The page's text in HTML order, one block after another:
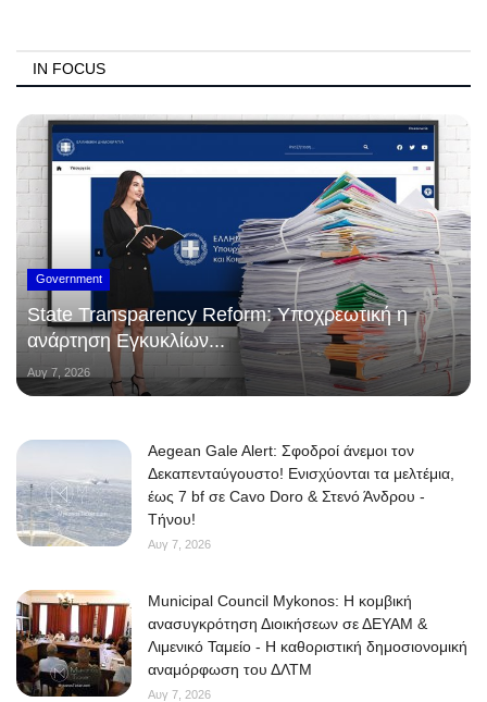
IN FOCUS
Government
State Transparency Reform: Υποχρεωτική η
ανάρτηση Εγκυκλίων...
Αυγ 7, 2026
Aegean Gale Alert: Σφοδροί άνεμοι τον
Δεκαπενταύγουστο! Ενισχύονται τα μελτέμια,
έως 7 bf σε Cavo Doro & Στενό Άνδρου -
Τήνου!
Αυγ 7, 2026
Municipal Council Mykonos: Η κομβική
ανασυγκρότηση Διοικήσεων σε ΔΕΥΑΜ &
Λιμενικό Ταμείο - Η καθοριστική δημοσιονομική
αναμόρφωση του ΔΛΤΜ
Αυγ 7, 2026